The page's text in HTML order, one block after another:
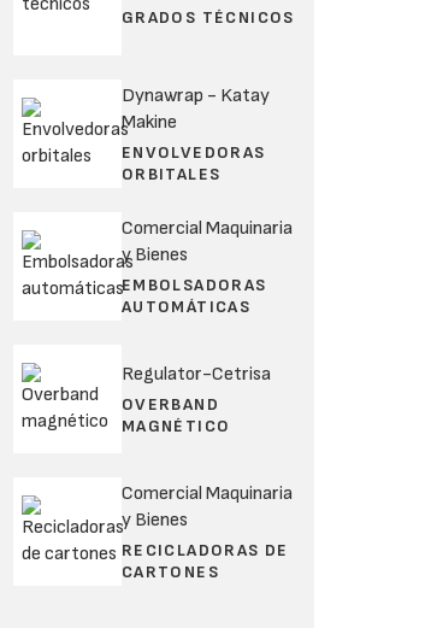
GRADOS TÉCNICOS
Dynawrap - Katay
Makine
ENVOLVEDORAS
ORBITALES
Comercial Maquinaria
y Bienes
EMBOLSADORAS
AUTOMÁTICAS
Regulator-Cetrisa
OVERBAND
MAGNÉTICO
Comercial Maquinaria
y Bienes
RECICLADORAS DE
CARTONES